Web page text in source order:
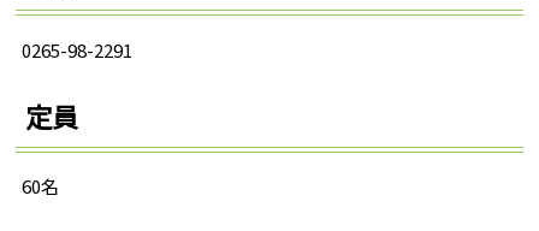
0265-98-2291
定員
60名